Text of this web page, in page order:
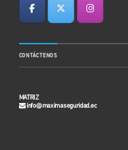
CONTÁCTENOS
MATRIZ
info@maximaseguridad.ec